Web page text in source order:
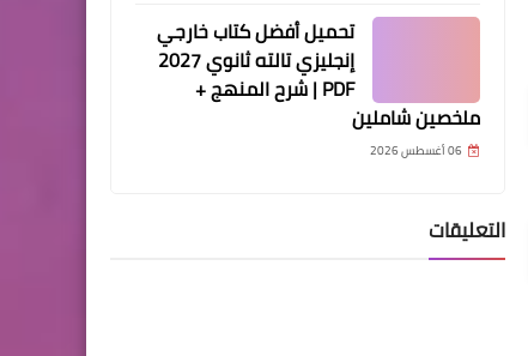
تحميل أفضل كتاب خارجي
إنجليزي تالته ثانوي 2027
PDF | شرح المنهج +
ملخصين شاملين
06 أغسطس 2026
التعليقات